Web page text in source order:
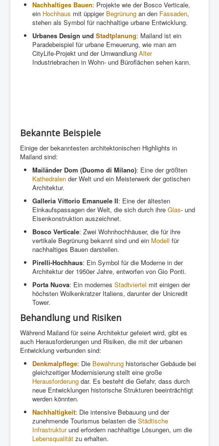
Nachhaltiges Bauen: Projekte wie der Bosco Verticale,
ein Hochhaus mit üppiger Begrünung an den Fassaden,
stehen als Symbol für nachhaltige urbane Entwicklung.
Urbanes Design und Stadtplanung: Mailand ist ein
Paradebeispiel für urbane Erneuerung, wie man am
CityLife-Projekt und der Umwandlung Alter
Industriebrachen in Wohn- und Büroflächen sehen kann.
Bekannte Beispiele
Einige der bekanntesten architektonischen Highlights in
Mailand sind:
Mailänder Dom (Duomo di Milano): Eine der größten
Kathedralen der Welt und ein Meisterwerk der gotischen
Architektur.
Galleria Vittorio Emanuele II: Eine der ältesten
Einkaufspassagen der Welt, die sich durch ihre Glas- und
Eisenkonstruktion auszeichnet.
Bosco Verticale: Zwei Wohnhochhäuser, die für ihre
vertikale Begrünung bekannt sind und ein Modell für
nachhaltiges Bauen darstellen.
Pirelli-Hochhaus: Ein Symbol für die Moderne in der
Architektur der 1950er Jahre, entworfen von Gio Ponti.
Porta Nuova: Ein modernes Stadtviertel mit einigen der
höchsten Wolkenkratzer Italiens, darunter der Unicredit
Tower.
Behandlung und Risiken
Während Mailand für seine Architektur gefeiert wird, gibt es
auch Herausforderungen und Risiken, die mit der urbanen
Entwicklung verbunden sind:
Denkmalpflege: Die Bewahrung historischer Gebäude bei
gleichzeitiger Modernisierung stellt eine große
Herausforderung dar. Es besteht die Gefahr, dass durch
neue Entwicklungen historische Strukturen beeinträchtigt
werden könnten.
Nachhaltigkeit: Die intensive Bebauung und der
zunehmende Tourismus belasten die Städtische
Infrastrukturund erfordern nachhaltige Lösungen, um die
Lebensqualität zu erhalten.